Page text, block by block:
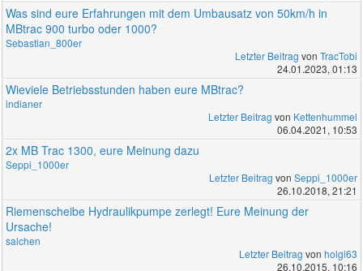
Was sind eure Erfahrungen mit dem Umbausatz von 50km/h in
MBtrac 900 turbo oder 1000?
Sebastian_800er
Letzter Beitrag von TracTobi
24.01.2023, 01:13
Wieviele Betriebsstunden haben eure MBtrac?
indianer
Letzter Beitrag von Kettenhummel
06.04.2021, 10:53
2x MB Trac 1300, eure Meinung dazu
Seppi_1000er
Letzter Beitrag von Seppi_1000er
26.10.2018, 21:21
Riemenscheibe Hydraulikpumpe zerlegt! Eure Meinung der
Ursache!
salchen
Letzter Beitrag von holgi63
26.10.2015, 10:16